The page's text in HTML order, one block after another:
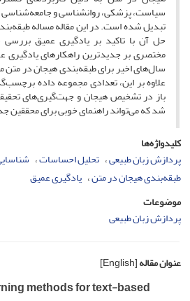
سیاست، پزشکی، روانشناسی و جامعه‌شناسی
تبدیل شده است. در این مقاله مساله
حل آن با تاکید بر یادگیری عمیق
مختصری بر جدیدترین راهکارهای یادگیری
سال‌های اخیر برای طبقه‌بندی هیجان در متن
علاوه بر این، تعدادی مجموعه داده
باز در تشخیص هیجان و جهت‌گیری‌های
شد که می‌تواند راهنمای خوبی برای محققین
کلیدواژه‌ها
پردازش زبان طبیعی تحلیل احساسات
طبقه‌بندی هیجان در متن یادگیری عمیق
موضوعات
پردازش زبان طبیعی
عنوان مقاله[English]
methods for text-based